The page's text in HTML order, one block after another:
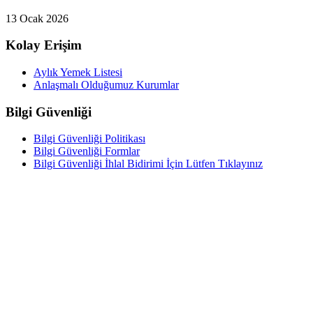
13 Ocak 2026
Kolay Erişim
Aylık Yemek Listesi
Anlaşmalı Olduğumuz Kurumlar
Bilgi Güvenliği
Bilgi Güvenliği Politikası
Bilgi Güvenliği Formlar
Bilgi Güvenliği İhlal Bidirimi İçin Lütfen Tıklayınız